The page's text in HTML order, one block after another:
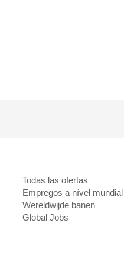
Todas las ofertas
Empregos a nível mundial
Wereldwijde banen
Global Jobs